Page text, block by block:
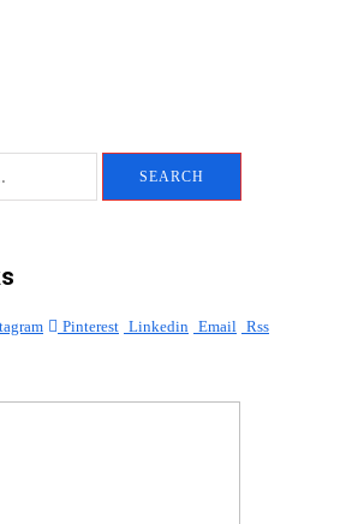
Pinterest Linkedin Email Rss